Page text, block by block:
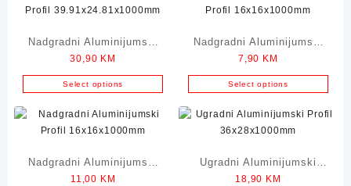
Nadgradni Aluminijumski
Profil
39.91×24.81x1000mm
30,90 KM
Select options
Nadgradni Aluminijumski
Profil 16x16x1000mm
7,90 KM
Select options
Nadgradni Aluminijumski
Profil 16x16x1000mm
11,00 KM
Ugradni Aluminijumski
Profil 36x28x1000mm
18,90 KM